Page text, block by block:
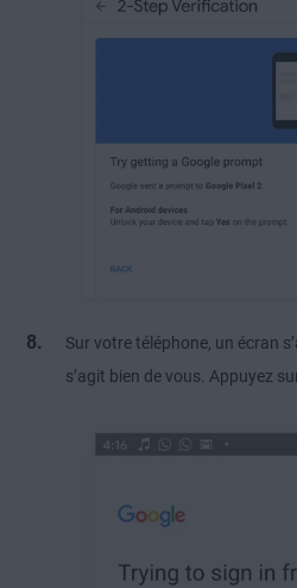
Sur votre téléphone, un écran
s’agit bien de vous. Appuyez